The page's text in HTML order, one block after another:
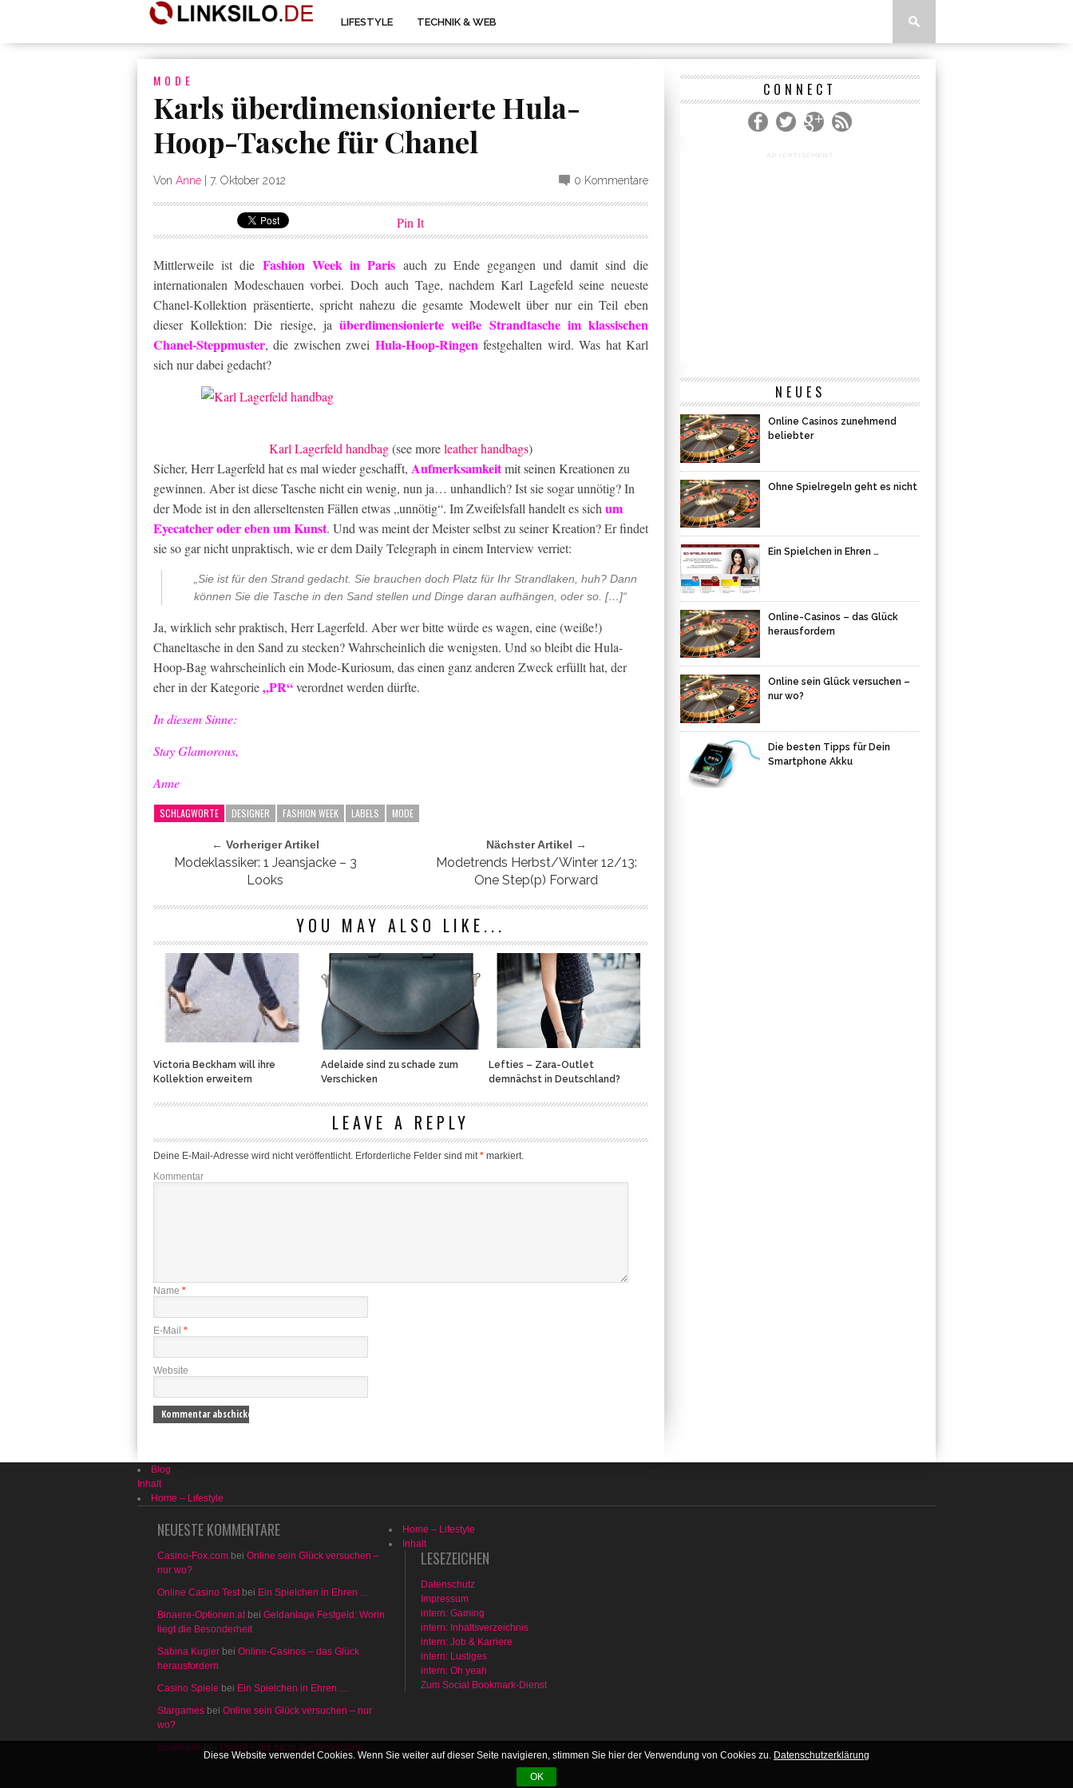
LIFESTYLE TECHNIK & WEB
MODE
Karls überdimensionierte Hula-
Hoop-Tasche für Chanel
Von Anne 7. Oktober 2012 0 Kommentare
Pin It
Mittlerweile ist die Fashion Week in Paris auch zu Ende gegangen und damit sind die
internationalen Modeschauen vorbei. Doch auch Tage, nachdem Karl Lagefeld seine neueste
Chanel-Kollektion präsentierte, spricht nahezu die gesamte Modewelt über nur ein Teil eben
dieser Kollektion: Die riesige, jaüberdimensionierte weiße Strandtasche im klassischen
Chanel-Steppmuster, die zwischen zwei Hula-Hoop-Ringen festgehalten wird. Was hat Karl
sich nur dabei gedacht?
Karl Lagerfeld handbag(see moreleather handbags)
Sicher, Herr Lagerfeld hat es mal wieder geschafft, Aufmerksamkeitmit seinen Kreationen zu
gewinnen. Aber ist diese Tasche nicht ein wenig, nun ja… unhandlich? Ist sie sogar unnötig? In
der Mode ist in den allerseltensten Fällen etwas „unnötig“. Im Zweifelsfall handelt es sich um
Eyecatcher oder eben um Kunst. Und was meint der Meister selbst zu seiner Kreation? Er findet
sie so gar nicht unpraktisch, wie er dem Daily Telegraph in einem Interview verriet:
„Sie ist für den Strand gedacht. Sie brauchen doch Platz für Ihr Strandlaken, huh? Dann
können Sie die Tasche in den Sand stellen und Dinge daran aufhängen, oder so. […]“
Ja, wirklich sehr praktisch, Herr Lagerfeld. Aber wer bitte würde es wagen, eine (weiße!)
Chaneltasche in den Sand zu stecken? Wahrscheinlich die wenigsten. Und so bleibt die Hula-
Hoop-Bag wahrscheinlich ein Mode-Kuriosum, das einen ganz anderen Zweck erfüllt hat, der
eher in der Kategorie„PR“verordnet werden dürfte.
In diesem Sinne:
Stay Glamorous,
Anne
SCHLAGWORTE DESIGNER FASHION WEEK LABELS MODE
← Vorheriger Artikel
Modeklassiker: 1 Jeansjacke – 3
Looks
Nächster Artikel →
Modetrends Herbst/Winter 12/13:
One Step(p) Forward
YOU MAY ALSO LIKE...
Victoria Beckham will ihre
Kollektion erweitern
Adelaide sind zu schade zum
Verschicken
Lefties – Zara-Outlet
demnächst in Deutschland?
LEAVE A REPLY
Deine E-Mail-Adresse wird nicht veröffentlicht. Erforderliche Felder sind mit* markiert.
Kommentar
Name *
E-Mail *
Website
CONNECT
ADVERTISEMENT
NEUES
Online Casinos zunehmend
beliebter
Ohne Spielregeln geht es nicht
Ein Spielchen in Ehren …
Online-Casinos – das Glück
herausfordern
Online sein Glück versuchen –
nur wo?
Die besten Tipps für Dein
Smartphone Akku
Blog
Inhalt
Home – Lifestyle
NEUESTE KOMMENTARE
Casino-Fox.com bei Online sein Glück versuchen –
nur wo?
Online Casino Testbei Ein Spielchen in Ehren …
Binaere-Optionen.atbei Geldanlage Festgeld: Worin
liegt die Besonderheit
Sabina Kugler bei Online-Casinos – das Glück
herausfordern
Casino Spiele bei Ein Spielchen in Ehren …
Stargames bei Online sein Glück versuchen – nur
wo?
Spielhalle
Qwant – die neue Suchmaschine
Home – Lifestyle
Inhalt
LESEZEICHEN
Datenschutz
Impressum
intern: Gaming
intern: Inhaltsverzeichnis
intern: Job & Karriere
intern: Lustiges
intern: Oh yeah
Zum Social Bookmark-Dienst
Diese Website verwendet Cookies. Wenn Sie weiter auf dieser Seite navigieren, stimmen Sie hier der Verwendung von Cookies zu. Datenschutzerklärung
OK